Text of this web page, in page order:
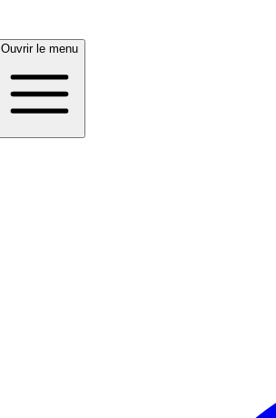
Ouvrir le menu